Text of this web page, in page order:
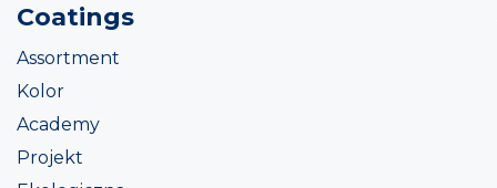
Coatings
Assortment
Kolor
Academy
Projekt